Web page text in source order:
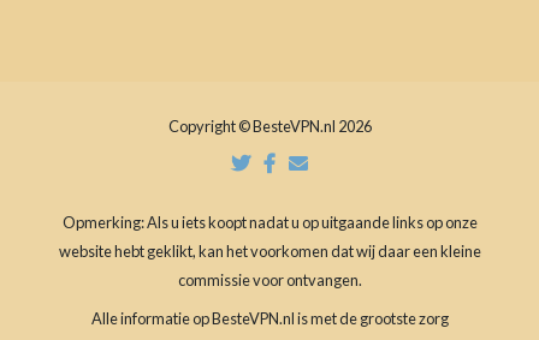
Copyright © BesteVPN.nl 2026
Opmerking: Als u iets koopt nadat u op uitgaande links op onze
website hebt geklikt, kan het voorkomen dat wij daar een kleine
commissie voor ontvangen.
Alle informatie op BesteVPN.nl is met de grootste zorg